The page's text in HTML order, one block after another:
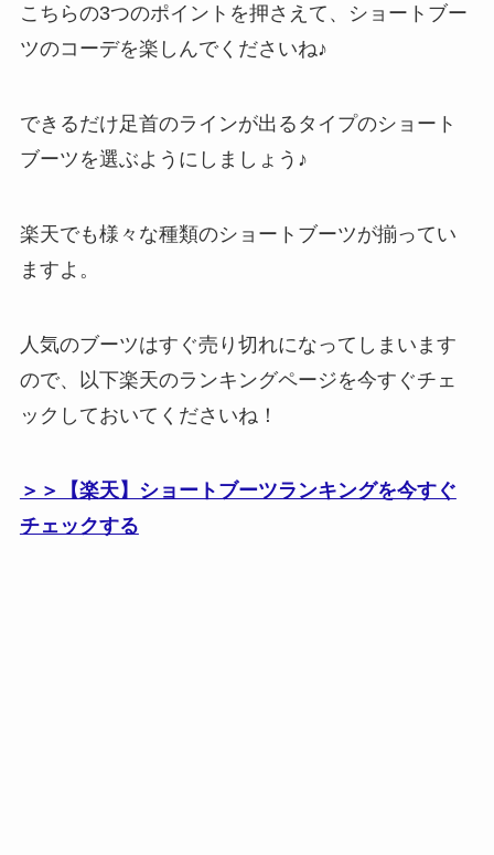
こちらの3つのポイントを押さえて、ショートブー
ツのコーデを楽しんでくださいね♪
できるだけ足首のラインが出るタイプのショート
ブーツを選ぶようにしましょう♪
楽天でも様々な種類のショートブーツが揃ってい
ますよ。
人気のブーツはすぐ売り切れになってしまいます
ので、以下楽天のランキングページを今すぐチェ
ックしておいてくださいね！
＞＞【楽天】ショートブーツランキングを今すぐ
チェックする